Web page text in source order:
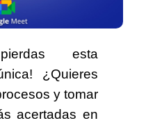
esta
¿Quieres
y tomar
acertadas en